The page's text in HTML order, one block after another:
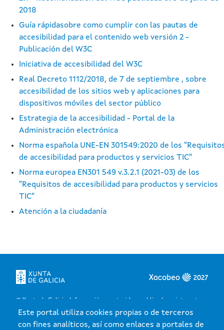
Este portal utiliza cookies propias o de terceros
con fines analíticos, así como enlaces a portales de
2018
Guía rápidasobre como cumplir con las pautas de
accesibilidad para el contenido web versión 2 -
Publicación del W3C
Iniciativa de accesibilidad del W3C
Real Decreto 1112/2018, de 7 de septiembre , sobre
accesibilidad de los sitios web y aplicaciones para
dispositivos móviles del sector público
Estrategia de la accesibilidad - Portal de la
Administración electrónica
Norma española UNE-EN 301549:2020 de los
de accesibilidad para productos y servicios TIC"
Norma europea EN301 549 v.3.2.1 (2021-03) de los
"Requisitos de accesibilidad para productos y servicios
TIC"
Atención a la ciudadanía
Xunta de Galicia. Información mantenida y publicada en internet
por la Xunta de Galicia
Atención a la ciudadanía